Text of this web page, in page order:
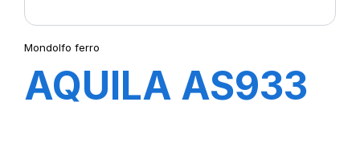
Mondolfo ferro
AQUILA AS933